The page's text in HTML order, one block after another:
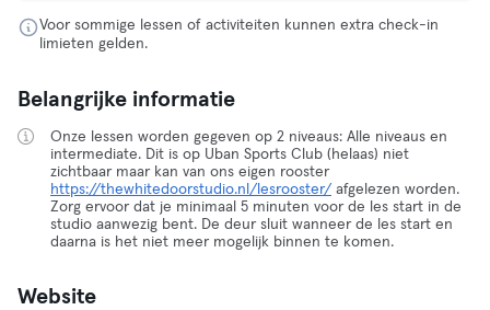
Voor sommige lessen of activiteiten kunnen extra check-in
limieten gelden.
Belangrijke informatie
Onze lessen worden gegeven op 2 niveaus: Alle niveaus en
intermediate. Dit is op Uban Sports Club (helaas) niet
zichtbaar maar kan van ons eigen rooster
https://thewhitedoorstudio.nl/lesrooster/ afgelezen worden.
Zorg ervoor dat je minimaal 5 minuten voor de les start in de
studio aanwezig bent. De deur sluit wanneer de les start en
daarna is het niet meer mogelijk binnen te komen.
Website